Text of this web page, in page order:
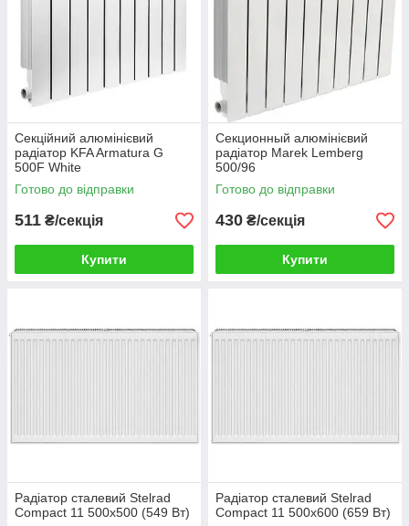
Секційний алюмінієвий
радіатор KFA Armatura G
500F White
Готово до відправки
511 ₴/секція
Купити
Секционный алюмінієвий
радіатор Marek Lemberg
500/96
Готово до відправки
430 ₴/секція
Купити
Радіатор сталевий Stelrad
Compact 11 500x500 (549 Вт)
Радіатор сталевий Stelrad
Compact 11 500x600 (659 Вт)